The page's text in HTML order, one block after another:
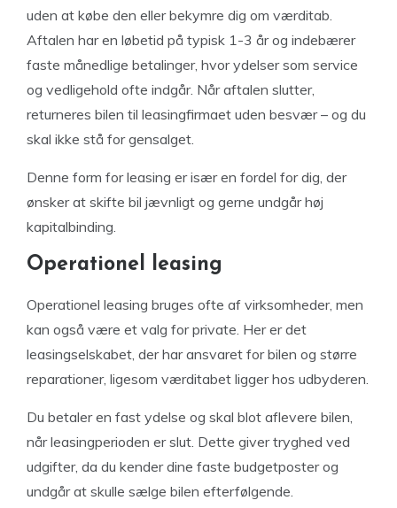
uden at købe den eller bekymre dig om værditab.
Aftalen har en løbetid på typisk 1-3 år og indebærer
faste månedlige betalinger, hvor ydelser som service
og vedligehold ofte indgår. Når aftalen slutter,
returneres bilen til leasingfirmaet uden besvær – og du
skal ikke stå for gensalget.
Denne form for leasing er især en fordel for dig, der
ønsker at skifte bil jævnligt og gerne undgår høj
kapitalbinding.
Operationel leasing
Operationel leasing bruges ofte af virksomheder, men
kan også være et valg for private. Her er det
leasingselskabet, der har ansvaret for bilen og større
reparationer, ligesom værditabet ligger hos udbyderen.
Du betaler en fast ydelse og skal blot aflevere bilen,
når leasingperioden er slut. Dette giver tryghed ved
udgifter, da du kender dine faste budgetposter og
undgår at skulle sælge bilen efterfølgende.